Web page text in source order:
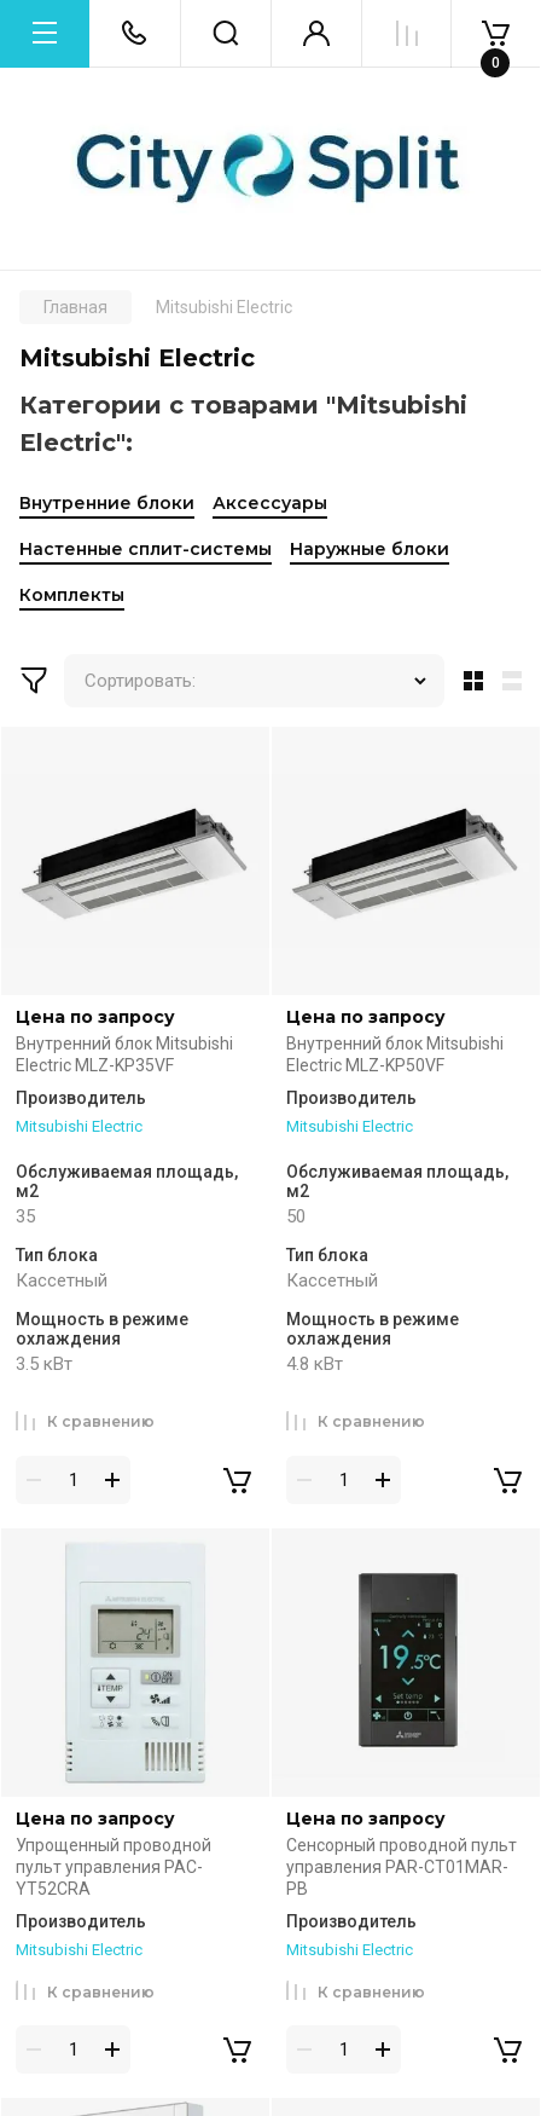
0
Главная Mitsubishi Electric
Mitsubishi Electric
Категории с товарами "Mitsubishi
Electric":
Внутренние блоки Аксессуары
Настенные сплит-системы Наружные блоки
Комплекты
Сортировать:
Цена по запросу
Внутренний блок Mitsubishi
Electric MLZ-KP35VF
Производитель
Mitsubishi Electric
Обслуживаемая площадь,
м2
35
Тип блока
Кассетный
Мощность в режиме
охлаждения
3.5 кВт
К сравнению
Цена по запросу
Внутренний блок Mitsubishi
Electric MLZ-KP50VF
Производитель
Mitsubishi Electric
Обслуживаемая площадь,
м2
50
Тип блока
Кассетный
Мощность в режиме
охлаждения
4.8 кВт
К сравнению
Цена по запросу
Упрощенный проводной
пульт управления PAC-
YT52CRA
Производитель
Mitsubishi Electric
К сравнению
Цена по запросу
Сенсорный проводной пульт
управления PAR-CT01MAR-
PB
Производитель
Mitsubishi Electric
К сравнению